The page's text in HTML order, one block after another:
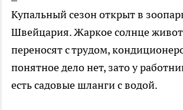
Купальный сезон открыт в
Швейцария. Жаркое солнце
переносят с трудом,
понятное дело нет, зато у
есть садовые шланги с водой.